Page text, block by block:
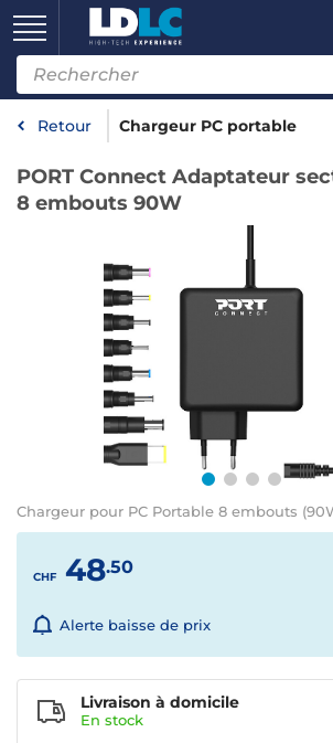
Retour Chargeur PC portable
PORT Connect Adaptateur
8 embouts 90W
Chargeur pour PC Portable 8 embouts
CHF 48.50
Alerte baisse de prix
Livraison à domicile
En stock